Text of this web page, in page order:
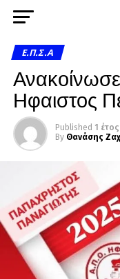
Ε.Π.Σ.Α
Ηφαιστος
Published 1
By Θανάσης